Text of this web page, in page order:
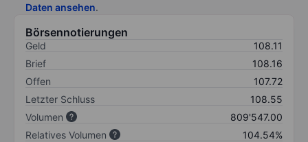
Daten ansehen.
Börsennotierungen
Geld
108.11
Brief
108.16
Offen
107.72
Letzter Schluss
108.55
Volumen
809'547.00
Relatives Volumen
104.54%